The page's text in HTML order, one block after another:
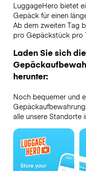
LuggageHero bietet
Gepäck für einen
Ab dem zweiten Tag
pro Gepäckstück pro
Laden Sie sich
herunter:
Noch bequemer und
alle unsere Standorte